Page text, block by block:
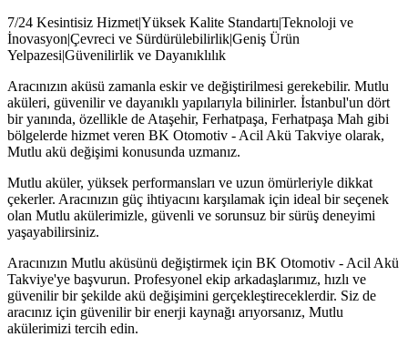
7/24 Kesintisiz Hizmet|Yüksek Kalite Standartı|Teknoloji ve
İnovasyon|Çevreci ve Sürdürülebilirlik|Geniş Ürün
Yelpazesi|Güvenilirlik ve Dayanıklılık
Aracınızın aküsü zamanla eskir ve değiştirilmesi gerekebilir. Mutlu
aküleri, güvenilir ve dayanıklı yapılarıyla bilinirler. İstanbul'un dört
bir yanında, özellikle de Ataşehir, Ferhatpaşa, Ferhatpaşa Mah gibi
bölgelerde hizmet veren BK Otomotiv - Acil Akü Takviye olarak,
Mutlu akü değişimi konusunda uzmanız.
Mutlu aküler, yüksek performansları ve uzun ömürleriyle dikkat
çekerler. Aracınızın güç ihtiyacını karşılamak için ideal bir seçenek
olan Mutlu akülerimizle, güvenli ve sorunsuz bir sürüş deneyimi
yaşayabilirsiniz.
Aracınızın Mutlu aküsünü değiştirmek için BK Otomotiv - Acil Akü
Takviye'ye başvurun. Profesyonel ekip arkadaşlarımız, hızlı ve
güvenilir bir şekilde akü değişimini gerçekleştireceklerdir. Siz de
aracınız için güvenilir bir enerji kaynağı arıyorsanız, Mutlu
akülerimizi tercih edin.